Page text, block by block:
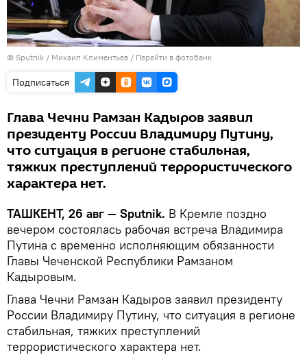
© Sputnik / Михаил Климентьев / Перейти в фотобанк
Подписаться
Глава Чечни Рамзан Кадыров заявил
президенту России Владимиру Путину,
что ситуация в регионе стабильная,
тяжких преступлений террористического
характера нет.
ТАШКЕНТ, 26 авг — Sputnik. В Кремле поздно
вечером состоялась рабочая встреча Владимира
Путина с временно исполняющим обязанности
Главы Чеченской Республики Рамзаном
Кадыровым.
Глава Чечни Рамзан Кадыров заявил президенту
России Владимиру Путину, что ситуация в регионе
стабильная, тяжких преступлений
террористического характера нет.